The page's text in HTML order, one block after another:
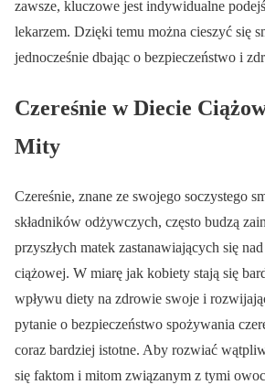
zawsze, kluczowe jest indywidualne
lekarzem. Dzięki temu można cieszyć się
jednocześnie dbając o bezpieczeństwo i
Czereśnie w Diecie
Mity
Czereśnie, znane ze swojego soczystego
składników odżywczych, często budzą
przyszłych matek zastanawiających się
ciążowej. W miarę jak kobiety stają się
wpływu diety na zdrowie swoje i
pytanie o bezpieczeństwo spożywania
coraz bardziej istotne. Aby rozwiać
się faktom i mitom związanym z tymi